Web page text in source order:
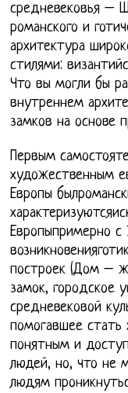
средневековья –
романского и
архитектура
стилями:
Что вы могли бы
внутреннем
замков на основе
Первым
художественным
Европы
Европыпримерно с
построек (Дом –
замок, городское
средневековой
помогавшее стать
понятным и
людей, но, что не
людям